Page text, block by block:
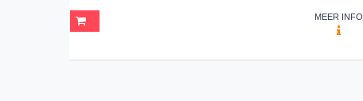
MEER INFO